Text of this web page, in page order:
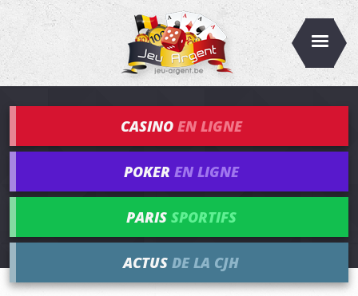
CASINO EN LIGNE
POKER EN LIGNE
PARIS SPORTIFS
ACTUS DE LA CJH